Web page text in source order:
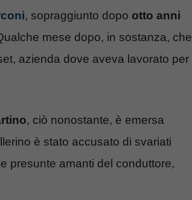
, sopraggiunto dopo otto anni
mese dopo, in sostanza, che
azienda dove aveva lavorato per
, ciò nonostante, è emersa
è stato accusato di svariati
presunte amanti del conduttore,